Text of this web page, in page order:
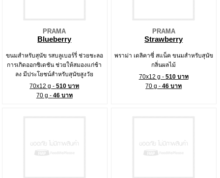
PRAMA
Blueberry
ขนมสำหรับสุนัข รสบลูเบอร์รี่ ช่วยชะลอ
การเกิดออกซิเดชัน ช่วยให้สมองแก่ช้า
ลง มีประโยชน์สำหรับสุนัขสูงวัย
70x12 g -510 บาท
70 g - 46 บาท
PRAMA
Strawberry
พราม่า เดลิคาซี่ สแน็ค ขนมสำหรับสุนัข
กลิ่นผลไม้
70x12 g - 510 บาท
70 g -46 บาท